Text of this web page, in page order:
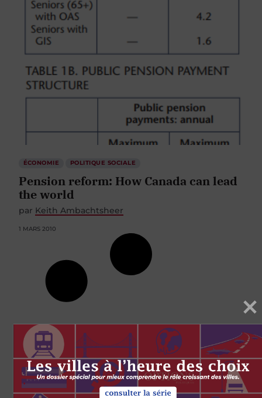
ÉCONOMIE POLITIQUE SOCIALE
Pension reform: How Canada can lead
the world
par Keith Ambachtsheer
1 MARS 2010